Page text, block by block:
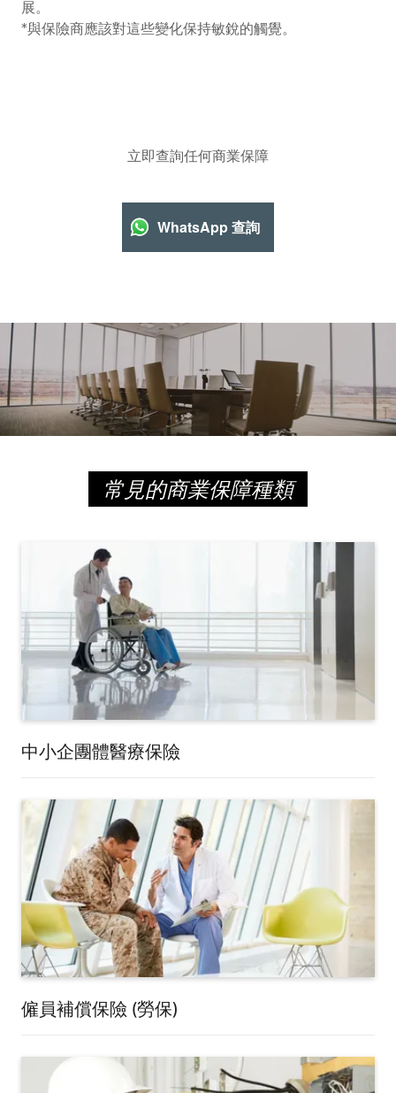
展。
*與保險商應該對這些變化保持敏銳的觸覺。
立即查詢任何商業保障
WhatsApp 查詢
常見的商業保障種類
中小企團體醫療保險
僱員補償保險 (勞保)